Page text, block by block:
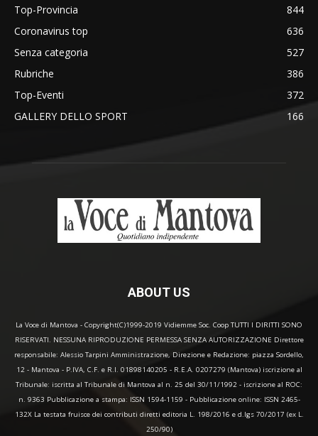
Top-Provincia
844
Coronavirus top
636
Senza categoria
527
Rubriche
386
Top-Eventi
372
GALLERY DELLO SPORT
166
ABOUT US
La Voce di Mantova - Copyright(C)1999-2019 Vidiemme Soc. Coop TUTTI I DIRITTI SONO
RISERVATI. NESSUNA RIPRODUZIONE PERMESSA SENZA AUTORIZZAZIONE Direttore
responsabile: Alessio Tarpini Amministrazione, Direzione e Redazione: piazza Sordello,
12 - Mantova - P.IVA, C.F. e R.I. 01898140205 - R.E.A. 0207279 (Mantova) iscrizione al
Tribunale: iscritta al Tribunale di Mantova al n. 25 del 30/11/1992 - iscrizione al ROC:
n. 9363 Pubblicazione a stampa: ISSN 1594-1159 - Pubblicazione online: ISSN 2465-
132X La testata fruisce dei contributi diretti editoria L. 198/2016 e d.lgs 70/2017 (ex L.
250/90)